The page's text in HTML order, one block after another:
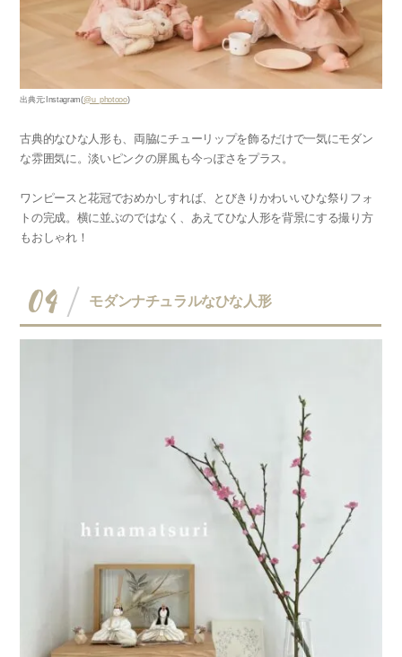
出典元:Instagram(@u_photooo)
古典的なひな人形も、両脇にチューリップを飾るだけで一気にモダン
な雰囲気に。淡いピンクの屏風も今っぽさをプラス。
ワンピースと花冠でおめかしすれば、とびきりかわいいひな祭りフォ
トの完成。横に並ぶのではなく、あえてひな人形を背景にする撮り方
もおしゃれ！
04 モダンナチュラルなひな人形